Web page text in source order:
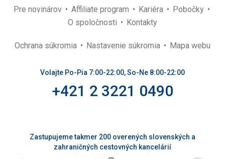
Pre novinárov Affiliate program Kariéra
Pobočky
O spoločnosti
Kontakty
Ochrana súkromia Nastavenie súkromia Mapa webu
Volajte Po-Pia 7:00-22:00, So-Ne 8:00-22:00
+421 2 3221 0490
Zastupujeme takmer 200 overených slovenských a
zahraničných cestovných kancelárií